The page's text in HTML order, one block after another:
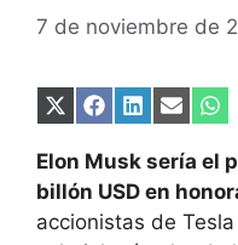
7 de noviembre de
Compartir
X
(Twitter)
Compartir
Facebook
Compartir
LinkedIn
Email
Elon Musk sería el
billón USD en
accionistas de